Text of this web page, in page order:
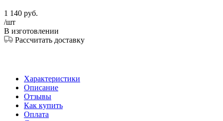
1 140 руб.
/шт
В изготовлении
Рассчитать доставку
Характеристики
Описание
Отзывы
Как купить
Оплата